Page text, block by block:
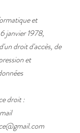
et
janvier 1978,
droit d'accès, de
et
droit :